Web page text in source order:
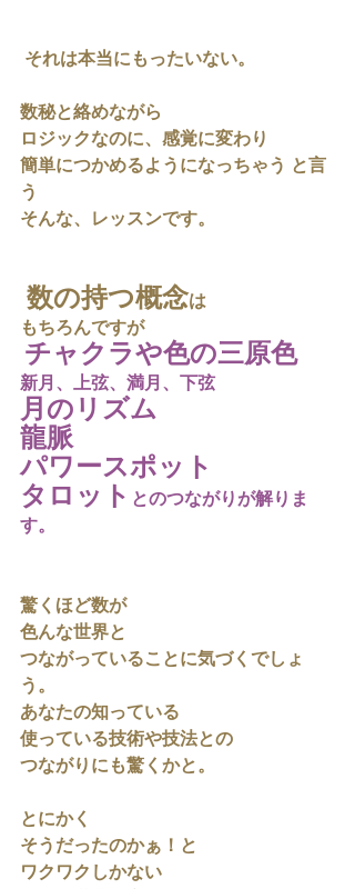
それは本当にもったいない。
数秘と絡めながら
ロジックなのに、感覚に変わり
簡単につかめるようになっちゃう と言
う
そんな、レッスンです。
数の持つ概念は
もちろんですが
チャクラや色の三原色
新月、上弦、満月、下弦
月のリズム
龍脈
パワースポット
タロット とのつながりが解りま
す。
驚くほど数が
色んな世界と
つながっていることに気づくでしょ
う。
あなたの知っている
使っている技術や技法との
つながりにも驚くかと。
とにかく
そうだったのかぁ！と
ワクワクしかない